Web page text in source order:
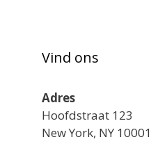
Vind ons
Adres
Hoofdstraat 123
New York, NY 10001